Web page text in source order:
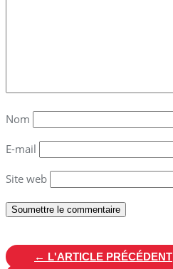
Nom
E-mail
Site web
Soumettre le commentaire
← L'ARTICLE PRÉCÉDENT